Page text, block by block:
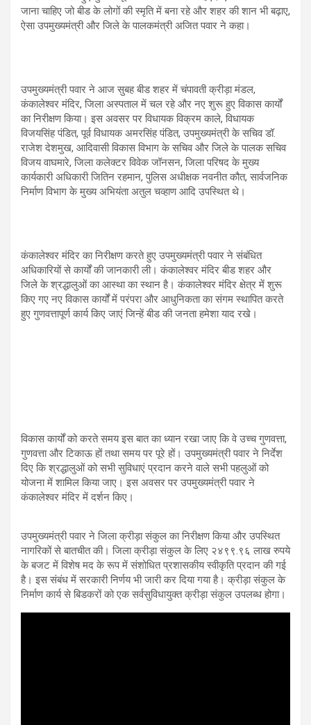
जाना चाहिए जो बीड के लोगों की स्मृति में बना रहे और शहर की शान भी बढ़ाए,
ऐसा उपमुख्यमंत्री और जिले के पालकमंत्री अजित पवार ने कहा।
उपमुख्यमंत्री पवार ने आज सुबह बीड शहर में चंपावती क्रीड़ा मंडल,
कंकालेश्वर मंदिर, जिला अस्पताल में चल रहे और नए शुरू हुए विकास कार्यों
का निरीक्षण किया। इस अवसर पर विधायक विक्रम काले, विधायक
विजयसिंह पंडित, पूर्व विधायक अमरसिंह पंडित, उपमुख्यमंत्री के सचिव डॉ.
राजेश देशमुख, आदिवासी विकास विभाग के सचिव और जिले के पालक सचिव
विजय वाघमारे, जिला कलेक्टर विवेक जॉनसन, जिला परिषद के मुख्य
कार्यकारी अधिकारी जितिन रहमान, पुलिस अधीक्षक नवनीत कौत, सार्वजनिक
निर्माण विभाग के मुख्य अभियंता अतुल चव्हाण आदि उपस्थित थे।
कंकालेश्वर मंदिर का निरीक्षण करते हुए उपमुख्यमंत्री पवार ने संबंधित
अधिकारियों से कार्यों की जानकारी ली। कंकालेश्वर मंदिर बीड शहर और
जिले के श्रद्धालुओं का आस्था का स्थान है। कंकालेश्वर मंदिर क्षेत्र में शुरू
किए गए नए विकास कार्यों में परंपरा और आधुनिकता का संगम स्थापित करते
हुए गुणवत्तापूर्ण कार्य किए जाएं जिन्हें बीड की जनता हमेशा याद रखे।
विकास कार्यों को करते समय इस बात का ध्यान रखा जाए कि वे उच्च गुणवत्ता,
गुणवत्ता और टिकाऊ हों तथा समय पर पूरे हों। उपमुख्यमंत्री पवार ने निर्देश
दिए कि श्रद्धालुओं को सभी सुविधाएं प्रदान करने वाले सभी पहलुओं को
योजना में शामिल किया जाए। इस अवसर पर उपमुख्यमंत्री पवार ने
कंकालेश्वर मंदिर में दर्शन किए।
उपमुख्यमंत्री पवार ने जिला क्रीड़ा संकुल का निरीक्षण किया और उपस्थित
नागरिकों से बातचीत की। जिला क्रीड़ा संकुल के लिए २४९९.९६ लाख रुपये
के बजट में विशेष मद के रूप में संशोधित प्रशासकीय स्वीकृति प्रदान की गई
है। इस संबंध में सरकारी निर्णय भी जारी कर दिया गया है। क्रीड़ा संकुल के
निर्माण कार्य से बिडकरों को एक सर्वसुविधायुक्त क्रीड़ा संकुल उपलब्ध होगा।